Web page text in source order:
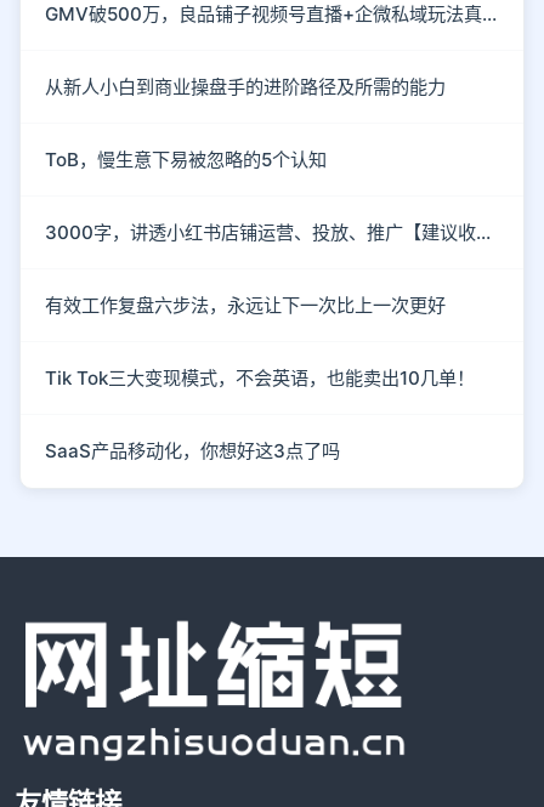
GMV破500万，良品铺子视频号直播+企微私域玩法真硬核
从新人小白到商业操盘手的进阶路径及所需的能力
ToB，慢生意下易被忽略的5个认知
3000字，讲透小红书店铺运营、投放、推广【建议收藏】
有效工作复盘六步法，永远让下一次比上一次更好
Tik Tok三大变现模式，不会英语，也能卖出10几单！
SaaS产品移动化，你想好这3点了吗